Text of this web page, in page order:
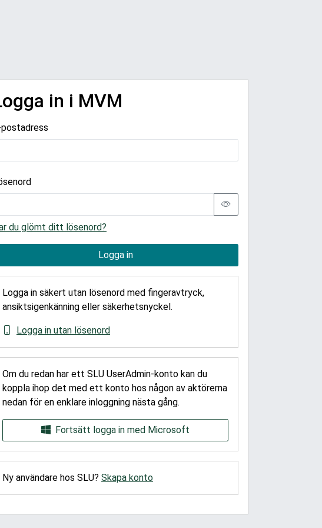
in i MVM
postadress
du glömt ditt lösenord?
Logga in
Logga in säkert utan lösenord med fingeravtryck,
ansiktsigenkänning eller säkerhetsnyckel.
Logga in utan lösenord
Om du redan har ett SLU UserAdmin-konto kan du
koppla ihop det med ett konto hos någon av aktörerna
nedan för en enklare inloggning nästa gång.
Fortsätt logga in med Microsoft
Ny användare hos SLU? Skapa konto